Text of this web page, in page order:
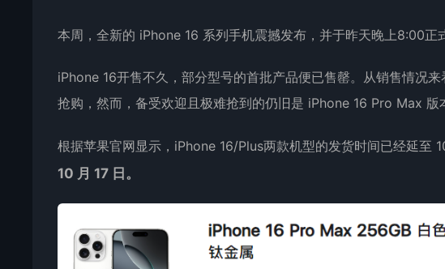
本周，全新的 iPhone 16 系列手机震撼发布，并于昨天晚上8:00正
iPhone 16开售不久，部分型号的首批产品便已售罄。从销售情况
抢购，然而，备受欢迎且极难抢到的仍旧是 iPhone 16 Pro Max 版
根据苹果官网显示，iPhone 16/Plus两款机型的发货时间已经延至
10 月 17 日。